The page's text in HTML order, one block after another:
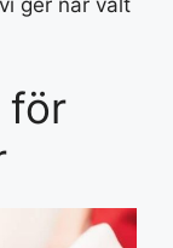
ger när valt
för